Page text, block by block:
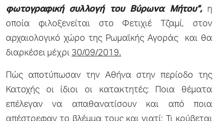
φωτογραφική συλλογή του Βύρωνα Μήτου”,η
οποία φιλοξενείται στο Φετιχιέ Τζαμί, στον
αρχαιολογικό χώρο της Ρωμαϊκής Αγοράς και θα
διαρκέσει μέχρι 30/09/2019.
Πώς αποτύπωσαν την Αθήνα στην περίοδο της
Κατοχής οι ίδιοι οι κατακτητές; Ποια θέματα
επέλεγαν να απαθανατίσουν και από ποια